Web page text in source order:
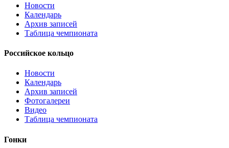
Новости
Календарь
Архив записей
Таблица чемпионата
Российское кольцо
Новости
Календарь
Архив записей
Фотогалереи
Видео
Таблица чемпионата
Гонки